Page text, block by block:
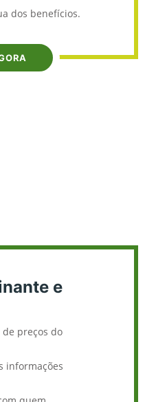
dos benefícios.
e
preços do
informações